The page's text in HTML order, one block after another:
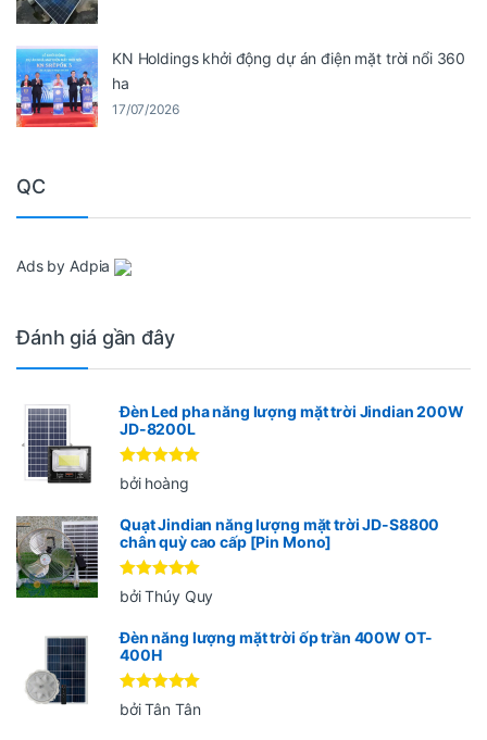
KN Holdings khởi động dự án điện mặt trời nổi 360
ha
17/07/2026
QC
Ads by Adpia
Đánh giá gần đây
Đèn Led pha năng lượng mặt trời Jindian 200W
JD-8200L
Được xếp
hạng55
bởi hoàng
Quạt Jindian năng lượng mặt trời JD-S8800
chân quỳ cao cấp [Pin Mono]
Được xếp
hạng 5 5
bởi Thúy Quy
Đèn năng lượng mặt trời ốp trần 400W OT-
400H
Được xếp
hạng 55
bởi Tân Tân